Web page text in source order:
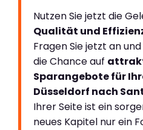
Nutzen Sie jetzt die
Qualität und
Fragen Sie jetzt an
die Chance auf
Sparangebote für
Düsseldorf nach
Ihrer Seite ist ein
neues Kapitel nur ein